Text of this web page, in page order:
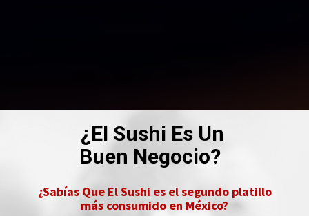
¿El Sushi Es Un
Buen Negocio?
¿Sabías Que El Sushi es el segundo platillo
más consumido en México?